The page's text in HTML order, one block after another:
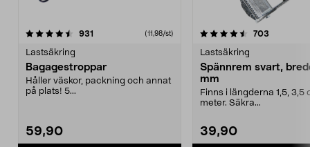
931 (11,98/st)
Lastsäkring
Bagagestroppar
Håller väskor, packning och annat
på plats! 5...
59,90
4.5 av 5 stjärnor 703
Lastsäkring
Spännrem svart,
mm
Finns i längderna 1,5, 3,5
meter. Säkra...
39,90
4.5 av 5 stjärnor